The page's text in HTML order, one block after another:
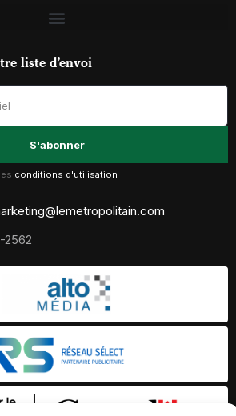
liste d’envoi
conditions d'utilisation
2562